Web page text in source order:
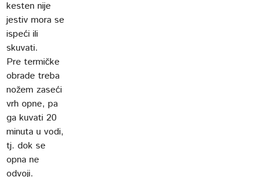
kesten nije
jestiv mora se
ispeći ili
skuvati.
Pre termičke
obrade treba
nožem zaseći
vrh opne, pa
ga kuvati 20
minuta u vodi,
tj. dok se
opna ne
odvoji.